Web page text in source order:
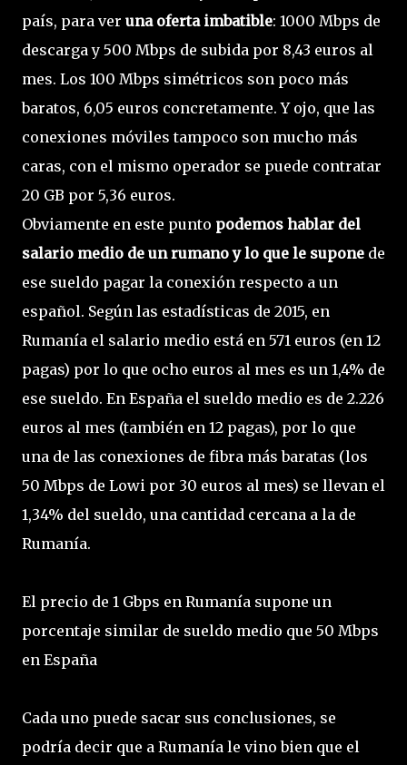
país, para ver una oferta imbatible: 1000 Mbps de
descarga y 500 Mbps de subida por 8,43 euros al
mes. Los 100 Mbps simétricos son poco más
baratos, 6,05 euros concretamente. Y ojo, que las
conexiones móviles tampoco son mucho más
caras, con el mismo operador se puede contratar
20 GB por 5,36 euros.
Obviamente en este punto podemos hablar del
salario medio de un rumano y lo que le supone de
ese sueldo pagar la conexión respecto a un
español. Según las estadísticas de 2015, en
Rumanía el salario medio está en 571 euros (en 12
pagas) por lo que ocho euros al mes es un 1,4% de
ese sueldo. En España el sueldo medio es de 2.226
euros al mes (también en 12 pagas), por lo que
una de las conexiones de fibra más baratas (los
50 Mbps de Lowi por 30 euros al mes) se llevan el
1,34% del sueldo, una cantidad cercana a la de
Rumanía.
El precio de 1 Gbps en Rumanía supone un
porcentaje similar de sueldo medio que 50 Mbps
en España
Cada uno puede sacar sus conclusiones, se
podría decir que a Rumanía le vino bien que el